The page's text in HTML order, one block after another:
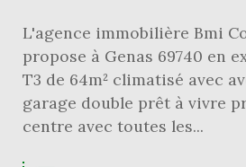
L'agence immobilière Bmi
propose à Genas 69740 en
T3 de 64m² climatisé avec
garage double prêt à vivre
centre avec toutes les...